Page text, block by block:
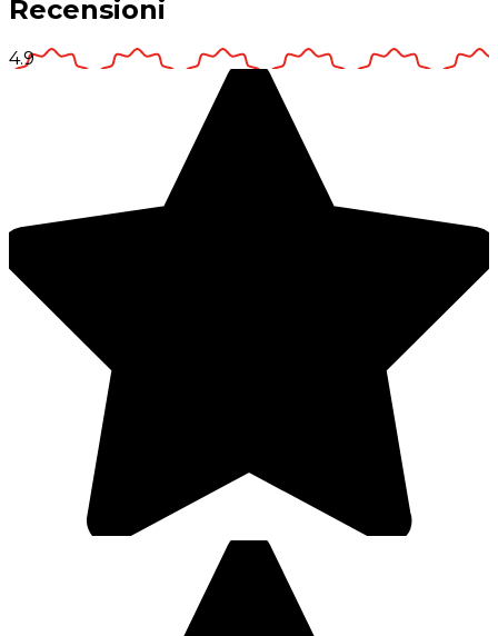
Recensioni
4.9